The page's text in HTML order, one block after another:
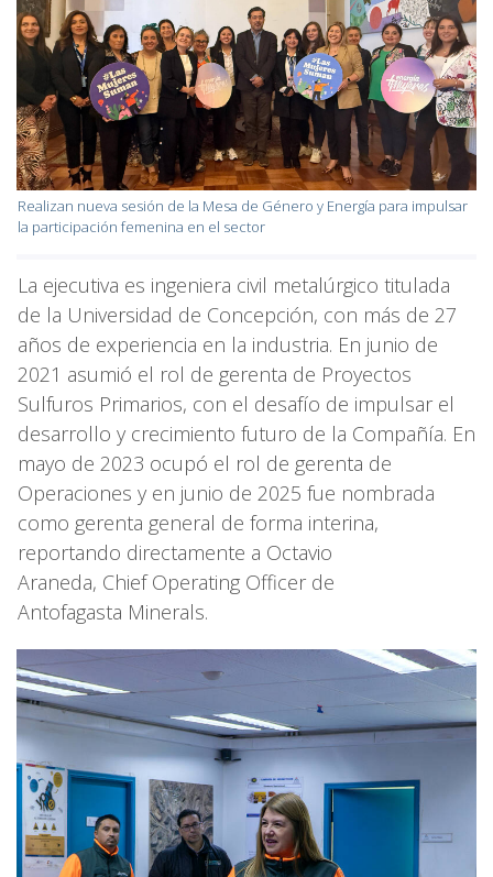
Realizan nueva sesión de la Mesa de Género y Energía para impulsar
la participación femenina en el sector
La ejecutiva es ingeniera civil metalúrgico titulada
de la Universidad de Concepción, con más de 27
años de experiencia en la industria. En junio de
2021 asumió el rol de gerenta de Proyectos
Sulfuros Primarios, con el desafío de impulsar el
desarrollo y crecimiento futuro de la Compañía. En
mayo de 2023 ocupó el rol de gerenta de
Operaciones y en junio de 2025 fue nombrada
como gerenta general de forma interina,
reportando directamente a Octavio
Araneda, Chief Operating Officer de
Antofagasta Minerals.